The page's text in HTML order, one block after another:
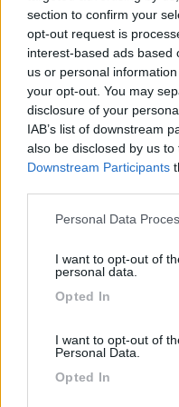
section to confirm your
opt-out request is
interest-based ads based
us or personal
your opt-out. You may
disclosure of your
IAB’s list of downstream
also be disclosed by us
Downstream Participants
Please note that this
not limited to your visit or
use your data for below
Personal Data
I want to opt-out of
personal data.
Opted In
I want to opt-out of
Personal Data.
Opted In
Inserito il02/03/2020 alle:
Noi ci troviamo molto
In passato abbiamo avuto
ad es. Il W. Oasi 580, che
(praticamente come avere
nostre esigenze attuali il
_____________ Armando
Modificato da Armando il 02/03/
58914
Inserito il02/03/2020 alle:
letti per pentole o cibo,
cucina. DI spazio per lo